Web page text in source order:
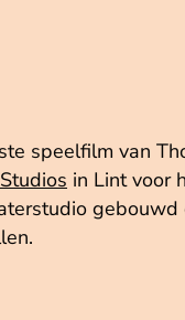
speelfilm van
in Lint voor